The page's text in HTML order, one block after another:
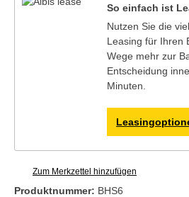
So einfach ist
Nutzen Sie die
Leasing für Ihren
Wege mehr zur
Entscheidung
Minuten.
Zum Merkzettel hinzufügen
Produktnummer: BHS6